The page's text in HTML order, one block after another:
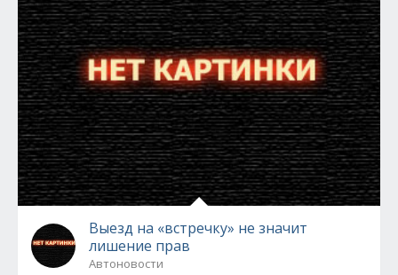
Выезд на «встречку» не значит
лишение прав
Автоновости